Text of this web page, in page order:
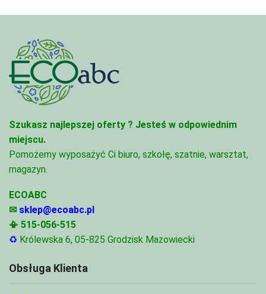
Szukasz najlepszej oferty ? Jesteś w odpowiednim
miejscu.
Pomożemy wyposażyć Ci biuro, szkołę, szatnie, warsztat,
magazyn.
ECOABC
✉ sklep@ecoabc.pl
📳 515-056-515
♻ Królewska 6, 05-825 Grodzisk Mazowiecki
Obsługa Klienta